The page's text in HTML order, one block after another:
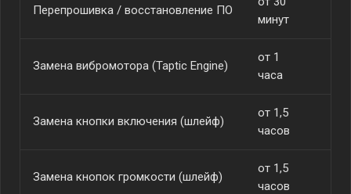
Перепрошивка / восстановление ПО
минут
Замена вибромотора (Taptic Engine)
от 1
часа
Замена кнопки включения (шлейф)
от 1,5
часов
Замена кнопок громкости (шлейф)
от 1,5
часов